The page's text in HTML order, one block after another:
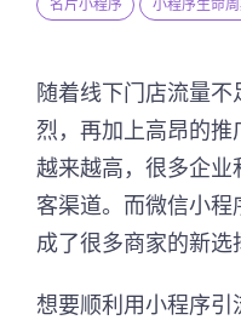
名片小程序
小程序生命
随着线下门店流量
烈，再加上高昂的
越来越高，很多企
客渠道。而微信小程
成了很多商家的新选
想要顺利用小程序